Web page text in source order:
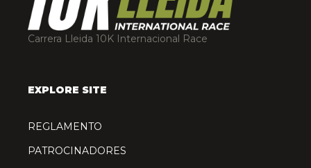
Carrera Lleida 10K Internacional Race
EXPLORE SITE
REGLAMENTO
PATROCINADORES